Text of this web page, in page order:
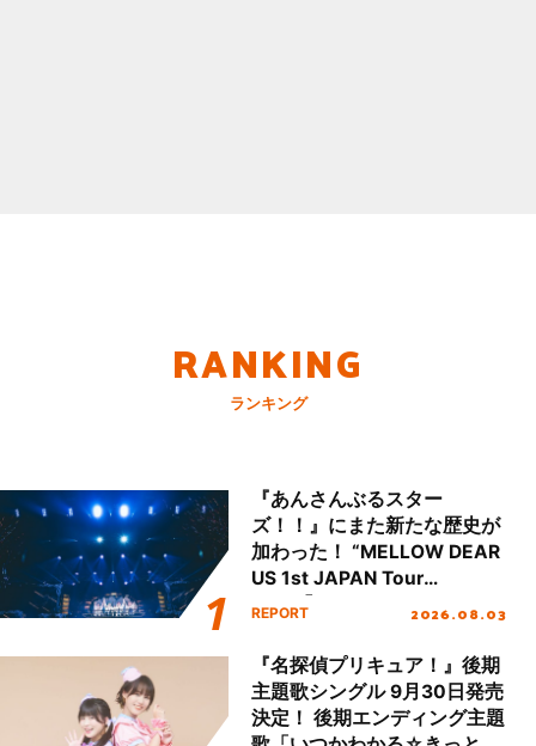
RANKING
ランキング
『あんさんぶるスター
ズ！！』にまた新たな歴史が
加わった！ “MELLOW DEAR
US 1st JAPAN Tour
Final「NICE to meet YOU
ート!!
REPORT 2026.08.03
『名探偵プリキュア！』後期
主題歌シングル 9月30日発売
決定！ 後期エンディング主題